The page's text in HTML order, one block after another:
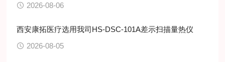
2026-08-06
西安康拓医疗选用我司HS-DSC-101A差示扫描量热仪
2026-08-05